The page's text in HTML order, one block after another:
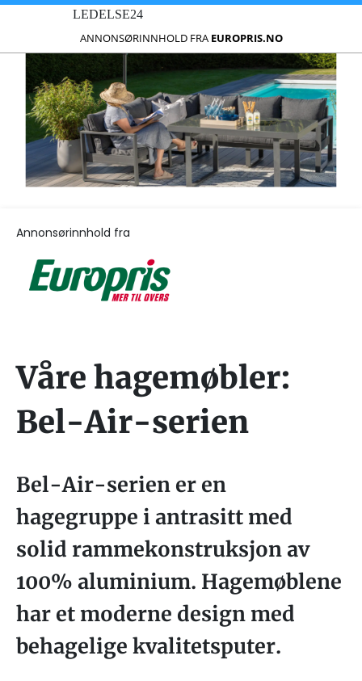
LEDELSE24
ANNONSØRINNHOLD FRA EUROPRIS.NO
Annonsørinnhold fra
Våre hagemøbler:
Bel-Air-serien
Bel-Air-serien er en
hagegruppe i antrasitt med
solid rammekonstruksjon av
100% aluminium. Hagemøblene
har et moderne design med
behagelige kvalitetsputer.